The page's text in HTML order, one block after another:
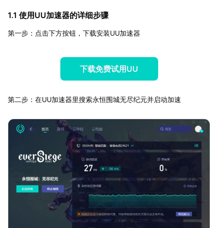
1.1 使用UU加速器的详细步骤
第一步：点击下方按钮，下载安装UU加速器
下载免费试用UU
第二步：在UU加速器里搜索永恒围城无尽纪元并启动加速